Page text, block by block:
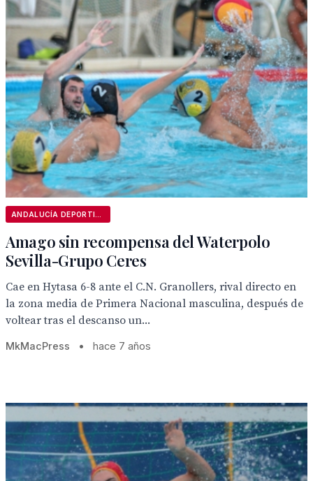
Amago sin recompensa del Waterpolo
Sevilla-Grupo Ceres
Cae en Hytasa 6-8 ante el C.N. Granollers, rival directo en
la zona media de Primera Nacional masculina, después de
voltear tras el descanso un...
MkMacPress • hace 7 años